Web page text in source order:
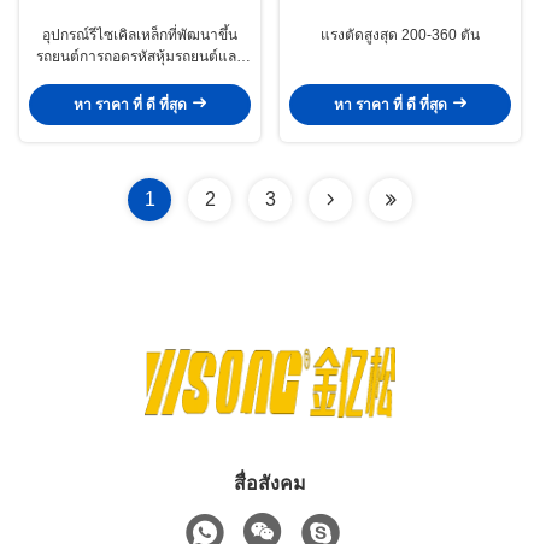
อุปกรณ์รีไซเคิลเหล็กที่พัฒนาขึ้น
รถยนต์การถอดรหัสหุ้มรถยนต์และ
หา ราคา ที่ ดี ที่สุด
แรงตัดสูงสุด 200-360 ตัน
หา ราคา ที่ ดี ที่สุด
1 2 3
สื่อสังคม